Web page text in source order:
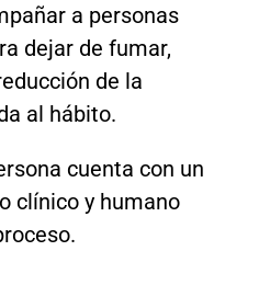
a personas
dejar de fumar,
de la
al hábito.
cuenta con un
clínico y humano